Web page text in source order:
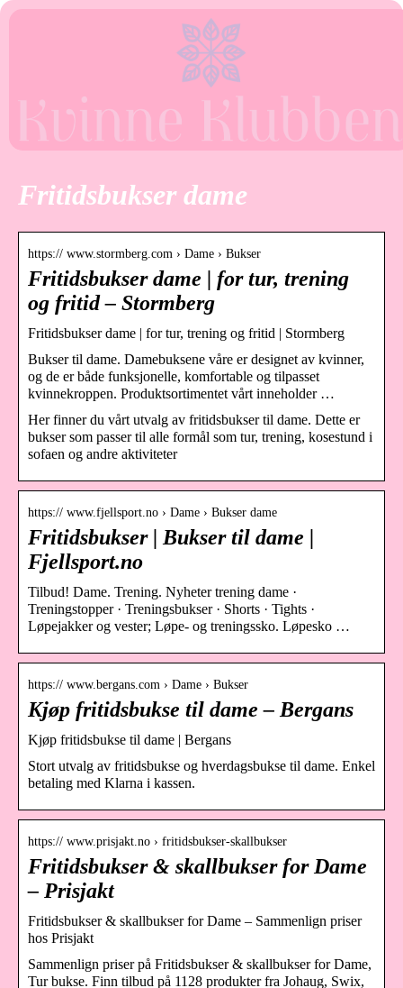
Fritidsbukser dame
https:// www.stormberg.com › Dame › Bukser
Fritidsbukser dame | for tur, trening
og fritid – Stormberg
Fritidsbukser dame | for tur, trening og fritid | Stormberg
Bukser til dame. Damebuksene våre er designet av kvinner,
og de er både funksjonelle, komfortable og tilpasset
kvinnekroppen. Produktsortimentet vårt inneholder …
Her finner du vårt utvalg av fritidsbukser til dame. Dette er
bukser som passer til alle formål som tur, trening, kosestund i
sofaen og andre aktiviteter
https:// www.fjellsport.no › Dame › Bukser dame
Fritidsbukser | Bukser til dame |
Fjellsport.no
Tilbud! Dame. Trening. Nyheter trening dame ·
Treningstopper · Treningsbukser · Shorts · Tights ·
Løpejakker og vester; Løpe- og treningssko. Løpesko …
https:// www.bergans.com › Dame › Bukser
Kjøp fritidsbukse til dame – Bergans
Kjøp fritidsbukse til dame | Bergans
Stort utvalg av fritidsbukse og hverdagsbukse til dame. Enkel
betaling med Klarna i kassen.
https:// www.prisjakt.no › fritidsbukser-skallbukser
Fritidsbukser & skallbukser for Dame
– Prisjakt
Fritidsbukser & skallbukser for Dame – Sammenlign priser
hos Prisjakt
Sammenlign priser på Fritidsbukser & skallbukser for Dame,
Tur bukse. Finn tilbud på 1128 produkter fra Johaug, Swix,